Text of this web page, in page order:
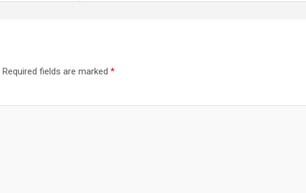
Required fields are marked *